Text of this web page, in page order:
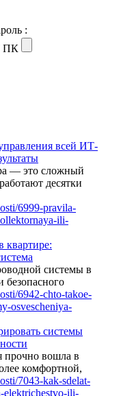
:
ПК
всей ИТ-
— это сложный
десятки
квартире:
системы в
безопасного
системы
прочно вошла в
комфортной,